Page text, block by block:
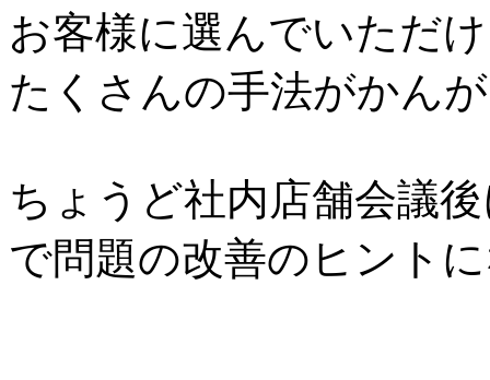
お客様に選んでいただ
たくさんの手法がかん
ちょうど社内店舗会議
で問題の改善のヒント